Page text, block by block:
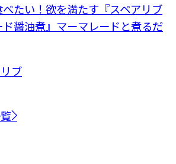
たい！欲を満たす『スペアリブ
醤油煮』マーマレードと煮るだ
ブ